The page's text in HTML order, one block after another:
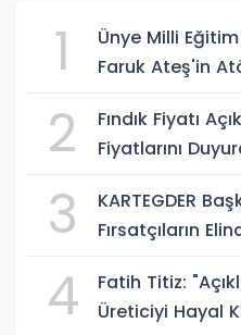
1
Ünye Milli
Faruk Ateş'in
2
Fındık Fiyatı
Fiyatlarını
3
KARTEGDER
Fırsatçıların
4
Fatih Titiz:
Üreticiyi Hayal